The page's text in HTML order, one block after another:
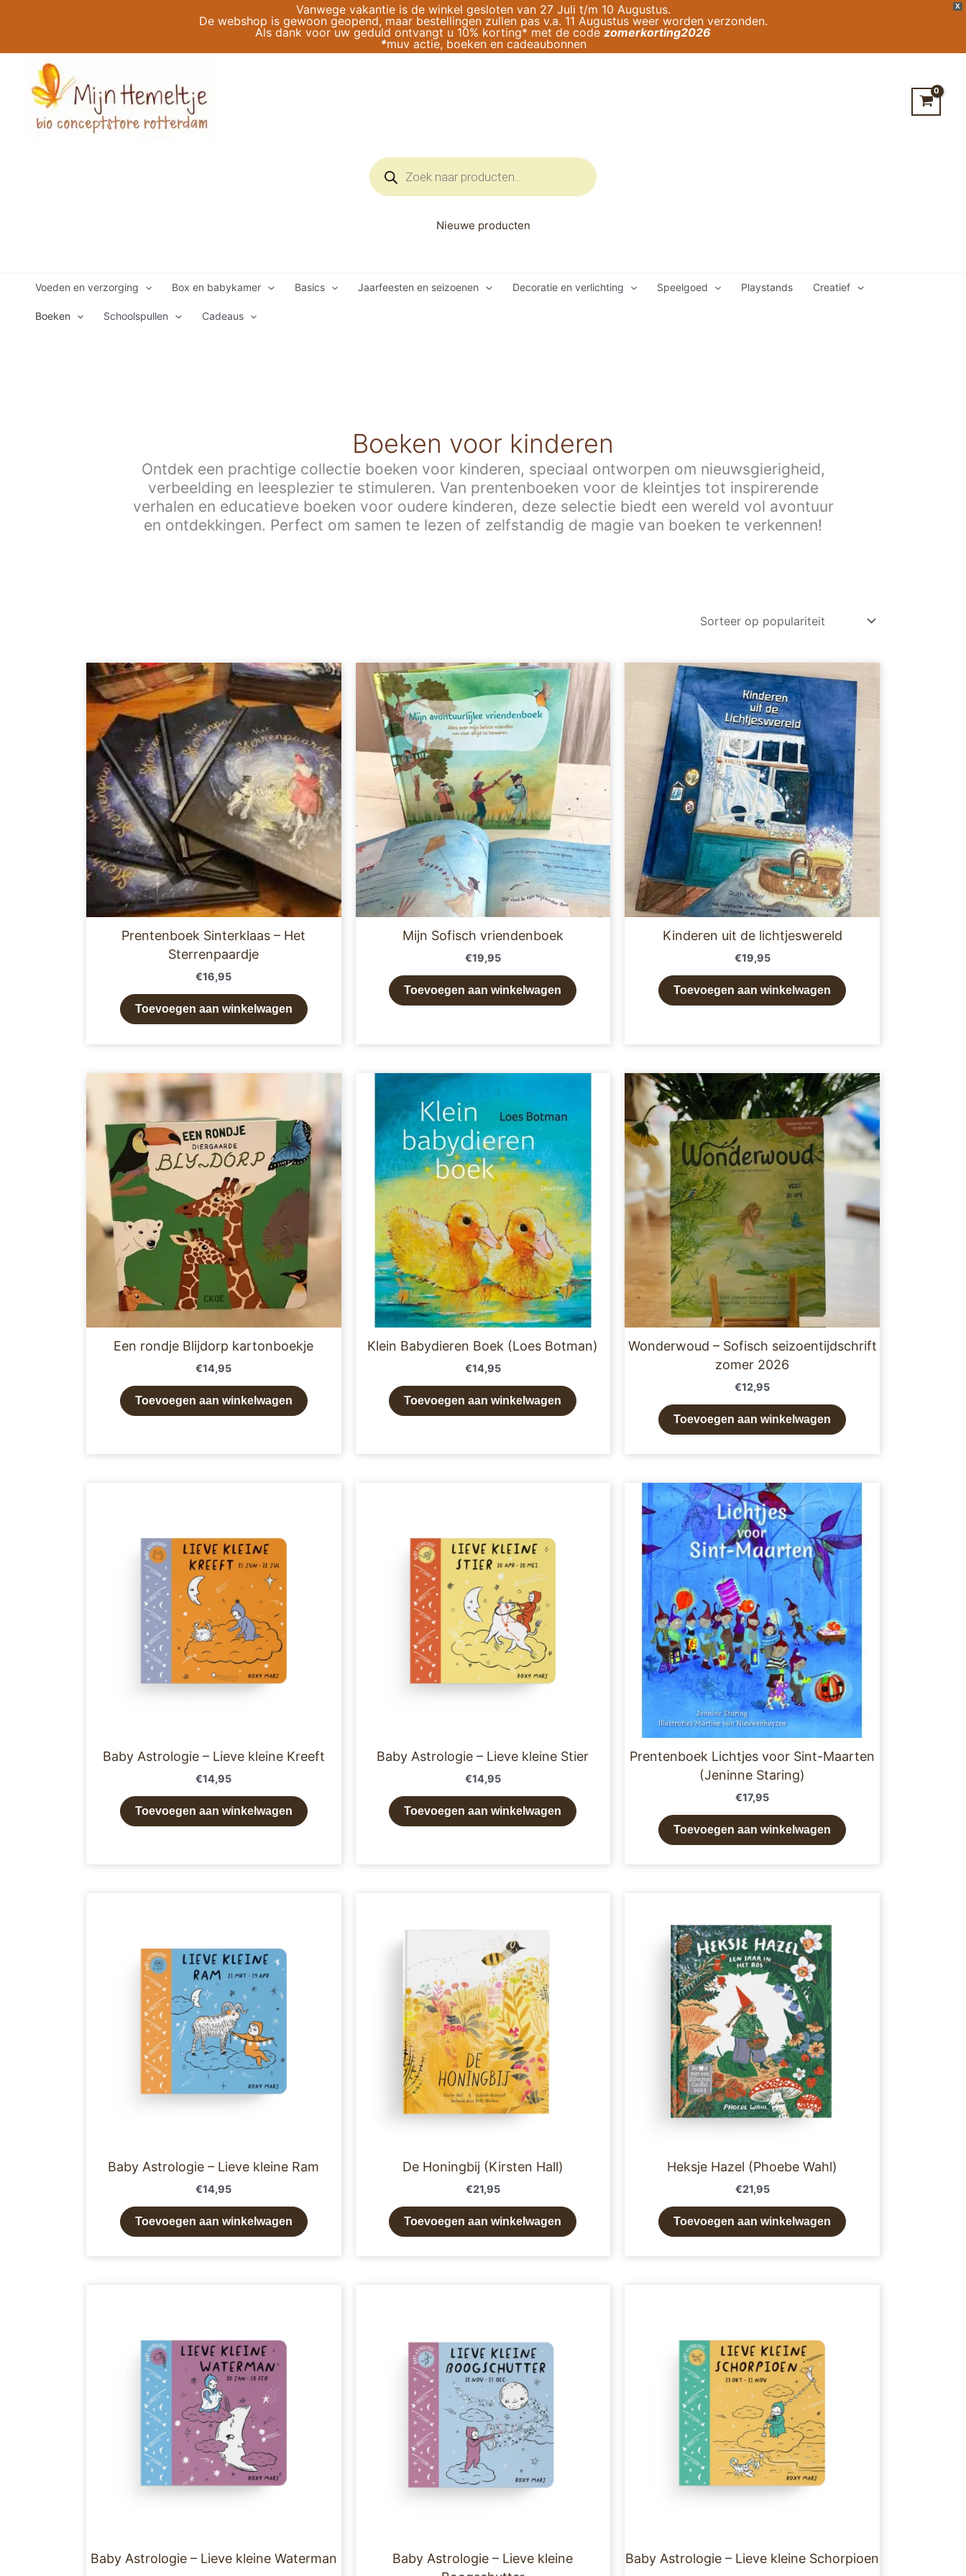
X
Vanwege vakantie is de winkel gesloten van 27 Juli t/m 10 Augustus.
De webshop is gewoon geopend, maar bestellingen zullen pas v.a. 11 Augustus weer worden verzonden.
Als dank voor uw geduld ontvangt u 10% korting* met de code zomerkorting2026
*muv actie, boeken en cadeaubonnen
Producten
zoeken
Nieuwe producten
Voeden en verzorging Box en babykamer Basics Jaarfeesten en seizoenen Decoratie en verlichting Speelgoed Playstands Creatief
Boeken Schoolspullen Cadeaus
Boeken voor kinderen
Ontdek een prachtige collectie boeken voor kinderen, speciaal ontworpen om nieuwsgierigheid,
verbeelding en leesplezier te stimuleren. Van prentenboeken voor de kleintjes tot inspirerende
verhalen en educatieve boeken voor oudere kinderen, deze selectie biedt een wereld vol avontuur
en ontdekkingen. Perfect om samen te lezen of zelfstandig de magie van boeken te verkennen!
Prentenboek Sinterklaas – Het
Sterrenpaardje
€16,95
Toevoegen aan winkelwagen
Mijn Sofisch vriendenboek
€19,95
Toevoegen aan winkelwagen
Kinderen uit de lichtjeswereld
€19,95
Toevoegen aan winkelwagen
Een rondje Blijdorp kartonboekje
€14,95
Toevoegen aan winkelwagen
Klein Babydieren Boek (Loes Botman)
€14,95
Toevoegen aan winkelwagen
Wonderwoud – Sofisch seizoentijdschrift
zomer 2026
€12,95
Toevoegen aan winkelwagen
Baby Astrologie – Lieve kleine Kreeft
€14,95
Toevoegen aan winkelwagen
Baby Astrologie – Lieve kleine Stier
€14,95
Toevoegen aan winkelwagen
Prentenboek Lichtjes voor Sint-Maarten
(Jeninne Staring)
€17,95
Toevoegen aan winkelwagen
Baby Astrologie – Lieve kleine Ram
€14,95
Toevoegen aan winkelwagen
De Honingbij (Kirsten Hall)
€21,95
Toevoegen aan winkelwagen
Heksje Hazel (Phoebe Wahl)
€21,95
Toevoegen aan winkelwagen
Baby Astrologie – Lieve kleine Waterman
Baby Astrologie – Lieve kleine
Baby Astrologie – Lieve kleine Schorpioen